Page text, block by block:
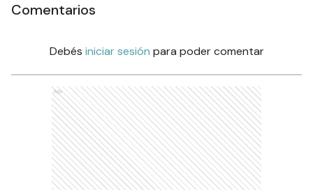
Comentarios
Debés iniciar sesión para poder comentar
Ads